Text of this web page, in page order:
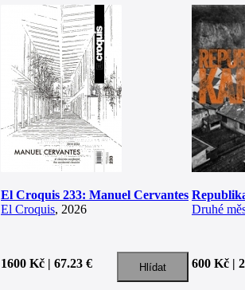
El Croquis 233: Manuel Cervantes
El Croquis, 2026
1600 Kč | 67.23 €
Druhé
600 Kč |